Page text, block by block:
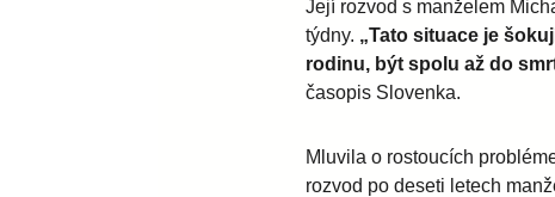
Její rozvod s manželem
týdny. „Tato situace je
rodinu, být spolu až do
časopis Slovenka.
Mluvila o rostoucích
rozvod po deseti letech